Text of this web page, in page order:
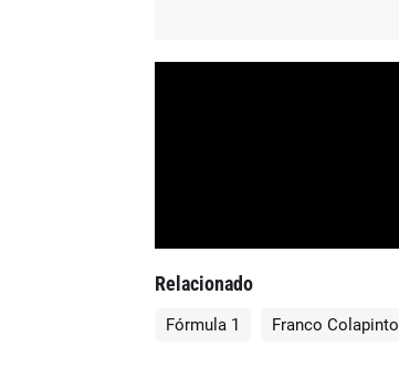
Relacionado
Fórmula 1 Franco Colapinto